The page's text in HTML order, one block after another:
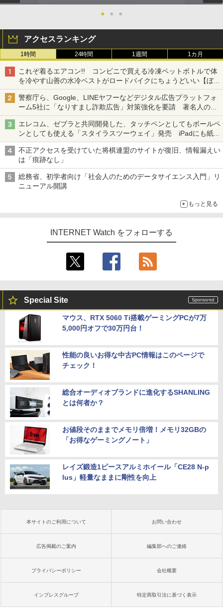
● ● ●
アクセスランキング
1時間 24時間 1週間 1カ月
これぞ着るエアコン!! コンビニで買える冷凍ペットボトルで体
を冷やす山善の水冷ベストがロードバイクにちょうどいい【ぼっ
ち・ざ・ろーど！その14】【空いた時間でなにしてる？】
警察庁ら、Google、LINEヤフーなどデジタル広告プラットフォ
ーム5社に「なりすまし詐欺広告」対策強化を要請 著名人の写
真や映像を使った投資詐欺などへの対策として
エレコム、ゼブラと共同開発した、タッチペンとしてもボールペ
ンとしても使える「スタイラスツーウェイ」発売 iPadにも紙に
も、持ち替えずに書き込める
不正アクセスを受けていた将棋連盟のサイトが復旧、情報漏えい
は「痕跡なし」
総務省、初学者向け「社会人のためのデータサイエンス入門」リ
ニューアル開講
もっと見る
INTERNET Watch をフォローする
Special Site
マウス、RTX 5060 Ti搭載ゲーミングPCが7万
5,000円オフで30万円台！
性能の良いお得な中古PC情報はこのページで
チェック！
総合オーディオブランドに進化するSHANLING
とは何者か？
お値段そのままでメモリ倍増！メモリ32GBの
「お得なゲーミングノート」
レイズ鍛造1ピースアルミホイール「CE28 N-p
lus」軽量なままに剛性を向上
本サイトのご利用について お問い合わせ
広告掲載のご案内 編集部へのご連絡
プライバシーポリシー 会社概要
インプレスグループ 特定商取引法に基づく表示